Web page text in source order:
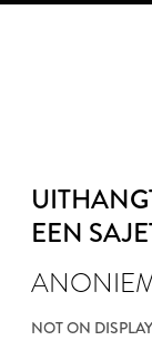
EEN
NOT ON